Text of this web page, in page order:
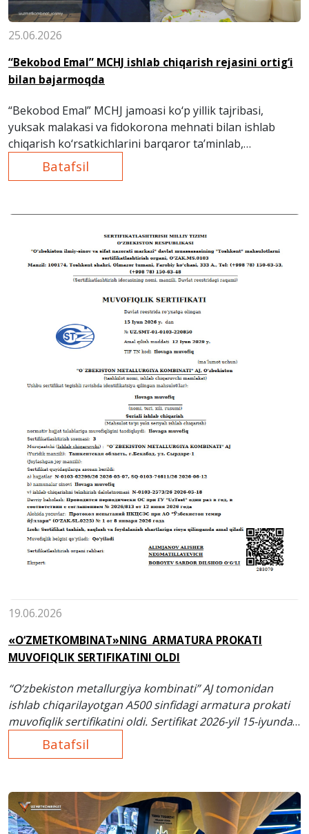
25.06.2026
“Bekobod Emal” MCHJ ishlab chiqarish rejasini ortig‘i
bilan bajarmoqda
“Bekobod Emal” MCHJ jamoasi ko‘p yillik tajribasi,
yuksak malakasi va fidokorona mehnati bilan ishlab
chiqarish ko‘rsatkichlarini barqaror ta’minlab,
buyurtmachilar talabini o‘z vaqtida va sifatli qondirib
kelmoqda.
Batafsil
19.06.2026
«O‘ZMETKOMBINAT»NING ARMATURA PROKATI
MUVOFIQLIK SERTIFIKATINI OLDI
“O‘zbekiston metallurgiya kombinati” AJ tomonidan
ishlab chiqarilayotgan A500 sinfidagi armatura prokati
muvofiqlik sertifikatini oldi. Sertifikat 2026-yil 15-iyunda
Davlat reyestrida ro‘yxatdan o‘tkazildi va 2029-yil 12-
iyungacha amal qiladi.
Batafsil